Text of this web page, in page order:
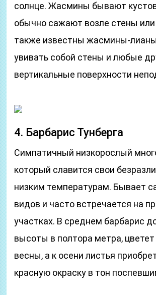
солнце. Жасмины бывают
обычно сажают возле стены или
также известны жасмины-
увивать собой стены и любые
вертикальные поверхности
4. Барбарис Тунберга
Симпатичный низкорослый
который славится свои
низким температурам. Бывает
видов и часто встречается на
участках. В среднем барбарис
высоты в полтора метра, цветет
весны, а к осени листья
красную окраску в тон